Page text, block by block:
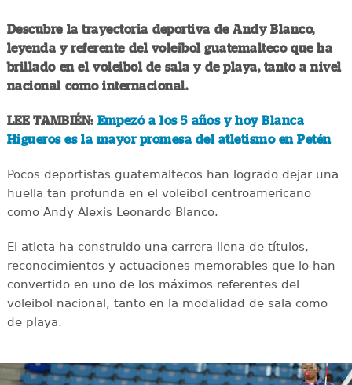
Descubre la trayectoria deportiva de Andy Blanco,
leyenda y referente del voleibol guatemalteco que ha
brillado en el voleibol de sala y de playa, tanto a nivel
nacional como internacional.
LEE TAMBIÉN: Empezó a los 5 años y hoy Blanca
Higueros es la mayor promesa del atletismo en Petén
Pocos deportistas guatemaltecos han logrado dejar una
huella tan profunda en el voleibol centroamericano
como Andy Alexis Leonardo Blanco.
El atleta ha construido una carrera llena de títulos,
reconocimientos y actuaciones memorables que lo han
convertido en uno de los máximos referentes del
voleibol nacional, tanto en la modalidad de sala como
de playa.